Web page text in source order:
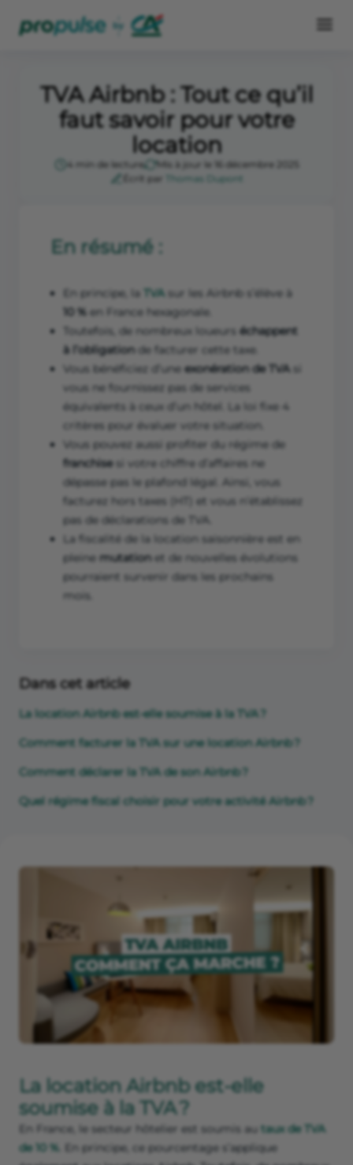
TVA Airbnb : Tout ce qu’il
faut savoir pour votre
location
4 min de lecture
Mis à jour le 16 décembre 2025
Écrit par
Thomas Dupont
En résumé :
En principe, la TVA sur les Airbnb s’élève à
10 % en France hexagonale.
Toutefois, de nombreux loueurs échappent
à l’obligationde facturer cette taxe.
Vous bénéficiez d’une exonération de TVA si
vous ne fournissez pas de services
équivalents à ceux d’un hôtel. La loi fixe 4
critères pour évaluer votre situation.
Vous pouvez aussi profiter du régime de
franchisesi votre chiffre d’affaires ne
dépasse pas le plafond légal. Ainsi, vous
facturez hors taxes (HT) et vous n’établissez
pas de déclarations de TVA.
La fiscalité de la location saisonnière est en
pleine mutationet de nouvelles évolutions
pourraient survenir dans les prochains
mois.
Dans cet article
La location Airbnb est-elle soumise à la TVA ?
Comment facturer la TVA sur une location Airbnb ?
Comment déclarer la TVA de son Airbnb ?
Quel régime fiscal choisir pour votre activité Airbnb ?
La location Airbnb est-elle
soumise à la TVA ?
En France, le secteur hôtelier est soumis au taux de TVA
de 10 % . En principe, ce pourcentage s’applique